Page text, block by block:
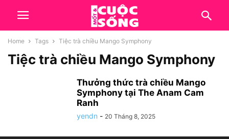
Home Tags Tiệc trà chiều Mango Symphony
Tiệc trà chiều Mango Symphony
Thưởng thức trà chiều Mango
Symphony tại The Anam Cam
Ranh
yendn - 20 Tháng 8, 2025